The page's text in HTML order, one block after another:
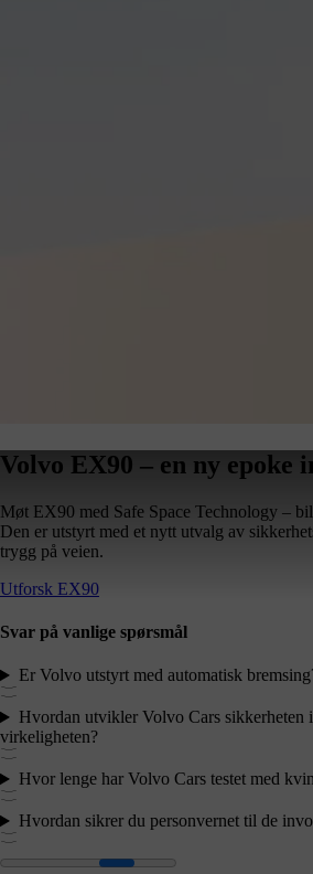
Volvo EX90 – en ny epoke
Møt EX90 med Safe Space Technology –
Den er utstyrt med et nytt utvalg av
trygg på veien.
Utforsk EX90
Svar på vanlige spørsmål
Er Volvo utstyrt med automatisk
Hvordan utvikler Volvo Cars sikkerheten
virkeligheten?
Hvor lenge har Volvo Cars testet med
Hvordan sikrer du personvernet til de